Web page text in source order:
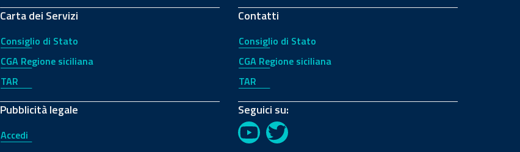
Carta dei Servizi
Consiglio di Stato
CGA Regione siciliana
TAR
Pubblicità legale
Accedi
Contatti
Consiglio di Stato
CGA Regione siciliana
TAR
Seguici su:
YouTubeTwitter